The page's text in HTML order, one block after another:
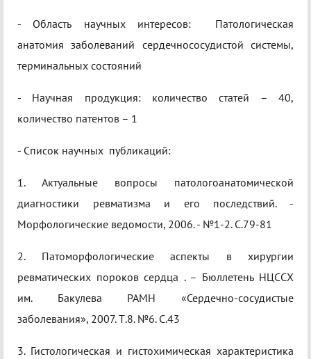
- Область научных интересов: Патологическая
анатомия заболеваний сердечнососудистой системы,
терминальных состояний
- Научная продукция: количество статей – 40,
количество патентов – 1
- Список научных публикаций:
1. Актуальные вопросы патологоанатомической
диагностики ревматизма и его последствий. -
Морфологические ведомости, 2006. - №1-2. С.79-81
2. Патоморфологические аспекты в хирургии
ревматических пороков сердца . – Бюллетень НЦССХ
им. Бакулева РАМН «Сердечно-сосудистые
заболевания», 2007. Т.8. №6. С.43
3. Гистологическая и гистохимическая характеристика